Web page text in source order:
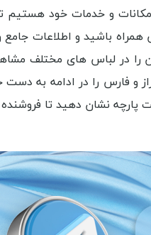
و خدمات خود
باشید و اطلاعات جامع
را در لباس های مختلف
و فارس را در ادامه به
پارچه نشان دهید تا